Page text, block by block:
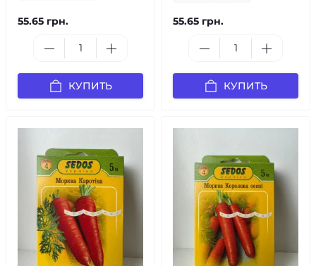
55.65 грн.
КУПИТЬ
55.65 грн.
КУПИТЬ